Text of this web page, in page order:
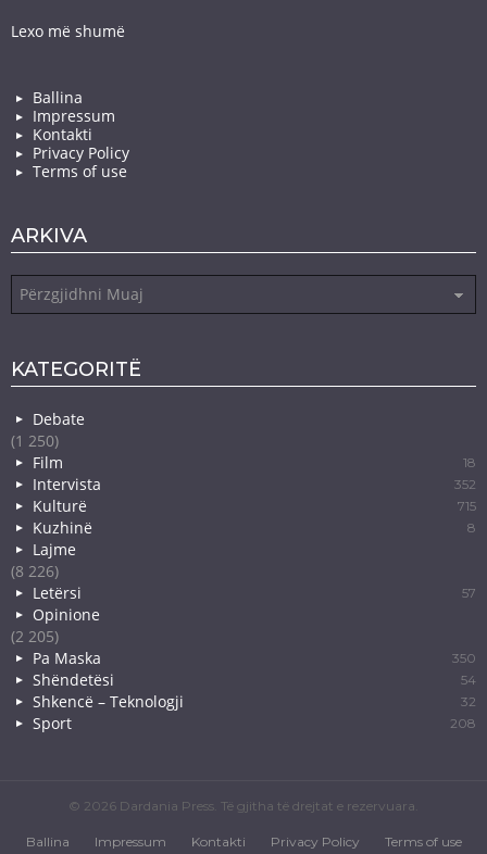
Lexo më shumë
Ballina
Impressum
Kontakti
Privacy Policy
Terms of use
ARKIVA
KATEGORITË
Debate
(1 250)
Film
18
Intervista 352
Kulturë 715
Kuzhinë 8
Lajme
(8 226)
Letërsi
57
Opinione
(2 205)
Pa Maska
350
Shëndetësi 54
Shkencë – Teknologji 32
Sport 208
© 2026 Dardania Press. Të gjitha të drejtat e rezervuara.
Ballina Impressum Kontakti Privacy Policy Terms of use